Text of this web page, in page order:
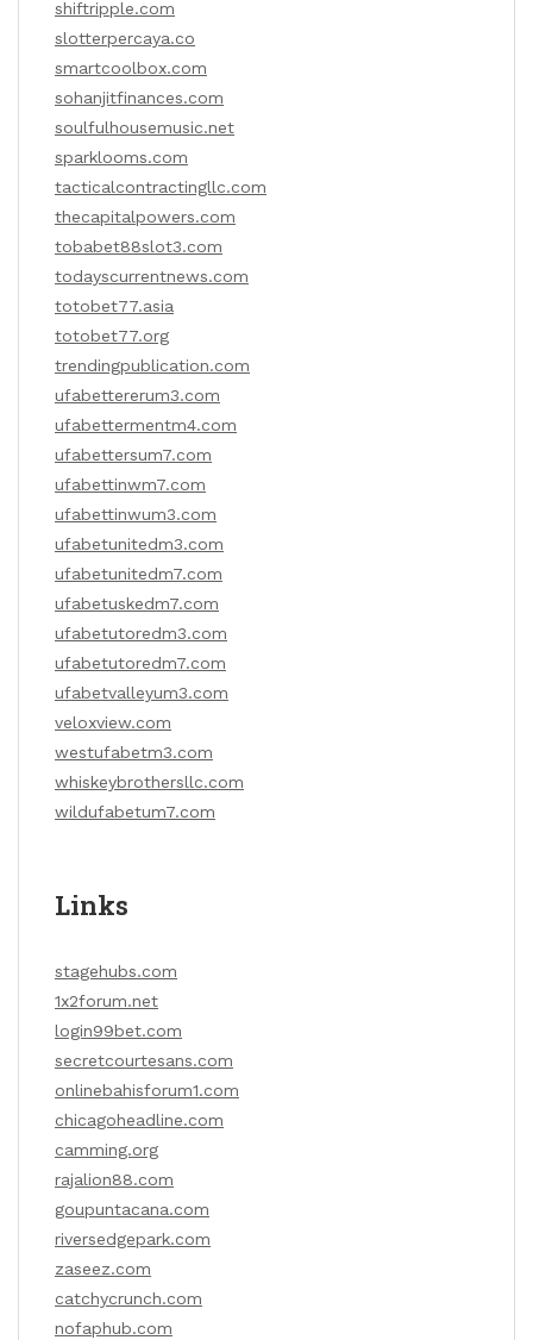
shiftripple.com
slotterpercaya.co
smartcoolbox.com
sohanjitfinances.com
soulfulhousemusic.net
sparklooms.com
tacticalcontractingllc.com
thecapitalpowers.com
tobabet88slot3.com
todayscurrentnews.com
totobet77.asia
totobet77.org
trendingpublication.com
ufabettererum3.com
ufabettermentm4.com
ufabettersum7.com
ufabettinwm7.com
ufabettinwum3.com
ufabetunitedm3.com
ufabetunitedm7.com
ufabetuskedm7.com
ufabetutoredm3.com
ufabetutoredm7.com
ufabetvalleyum3.com
veloxview.com
westufabetm3.com
whiskeybrothersllc.com
wildufabetum7.com
Links
stagehubs.com
1x2forum.net
login99bet.com
secretcourtesans.com
onlinebahisforum1.com
chicagoheadline.com
camming.org
rajalion88.com
goupuntacana.com
riversedgepark.com
zaseez.com
catchycrunch.com
nofaphub.com